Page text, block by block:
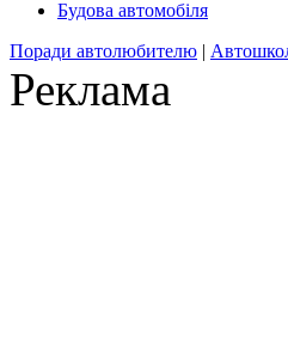
Будова автомобіля
Поради автолюбителю |
Реклама